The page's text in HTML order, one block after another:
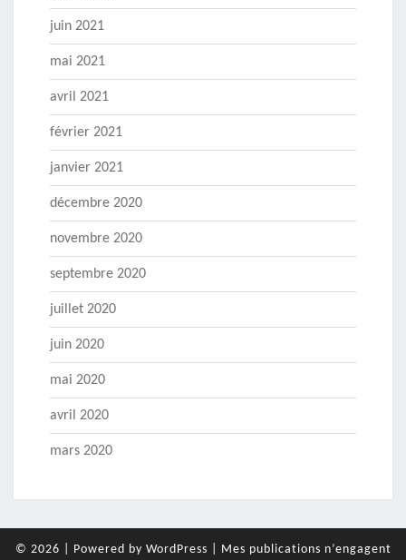
juin 2021
mai 2021
avril 2021
février 2021
janvier 2021
décembre 2020
novembre 2020
septembre 2020
juillet 2020
juin 2020
mai 2020
avril 2020
mars 2020
© 2026 Powered by WordPress Mes publications n’engagent